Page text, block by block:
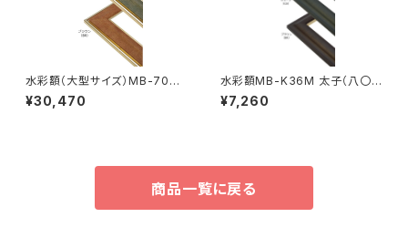
水彩額（大型サイズ）MB-700N
特全判 780×1050ミリ
¥30,470
水彩額MB-K36M 太子（八〇）
判 287×378ミリ
¥7,260
商品一覧に戻る